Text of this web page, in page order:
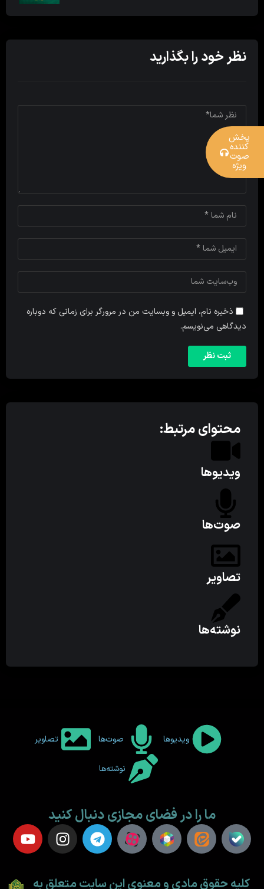
نظر خود را بگذارید
ذخیره نام، ایمیل و وبسایت من در مرورگر برای زمانی که دوباره
دیدگاهی می‌نویسم.
محتوای مرتبط:
ویدیوها
صوت‌ها
تصاویر
نوشته‌ها
ویدیوها صوت‌ها تصاویر
نوشته‌ها
ما را در فضای مجازی دنبال کنید
کلیه حقوق مادی و معنوی این سایت متعلق به
پخش
کننده
صوت
ویژه